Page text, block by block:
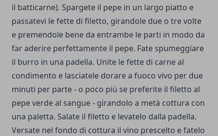
il batticarne). Spargete il pepe in un largo piatto e
passatevi le fette di filetto, girandole due o tre volte
e premendole bene da entrambe le parti in modo da
far aderire perfettamente il pepe. Fate spumeggiare
il burro in una padella. Unite le fette di carne al
condimento e lasciatele dorare a fuoco vivo per due
minuti per parte - o poco più se preferite il filetto al
pepe verde al sangue - girandolo a metà cottura con
una paletta. Salate il filetto e levatelo dalla padella.
Versate nel fondo di cottura il vino prescelto e fatelo